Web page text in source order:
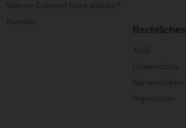
Rechtliches